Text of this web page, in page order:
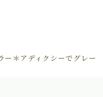
ー＊アディクシーでグレー